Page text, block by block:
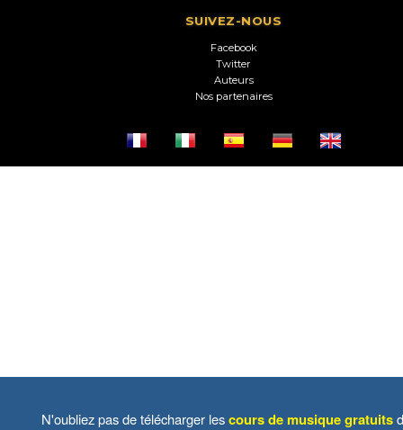
SUIVEZ-NOUS
Facebook
Twitter
Auteurs
Nos partenaires
N'oubliez pas de télécharger lescours de musique gratuits